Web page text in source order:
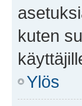
kuten
Ylös